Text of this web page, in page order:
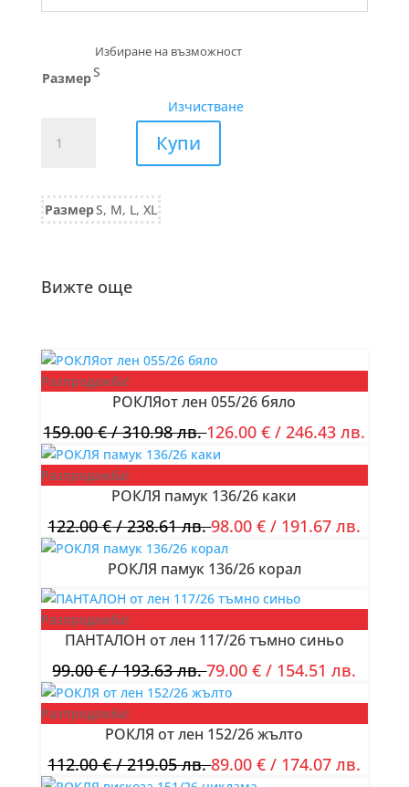
РазмерS
Изчистване
ластичнo
Купи
РазмерS, M, L, XL
Вижте още
Разпродажба!
РОКЛЯот лен 055/26 бяло
159.00€/ 310.98 лв.126.00€ / 246.43 лв.
Разпродажба!
РОКЛЯ памук 136/26 каки
122.00€/ 238.61 лв.98.00€ / 191.67 лв.
РОКЛЯ памук 136/26 корал
Разпродажба!
ПАНТАЛОН от лен 117/26 тъмно синьо
99.00€/ 193.63 лв.79.00€ / 154.51 лв.
Разпродажба!
РОКЛЯ от лен 152/26 жълто
112.00€/ 219.05 лв.89.00€ / 174.07 лв.